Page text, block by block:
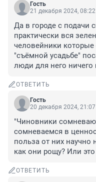
Гость
21 декабря 2024, 08:22
Да в городе с подачи
практически вся
человейники которые
"съёмной усадьбе"
люди для него ничего
ОТВЕТИТЬ
Гость
20 декабря 2024, 21:07
"Чиновники
сомневаемся в
польза от них
как они рощу? Или это
ОТВЕТИТЬ